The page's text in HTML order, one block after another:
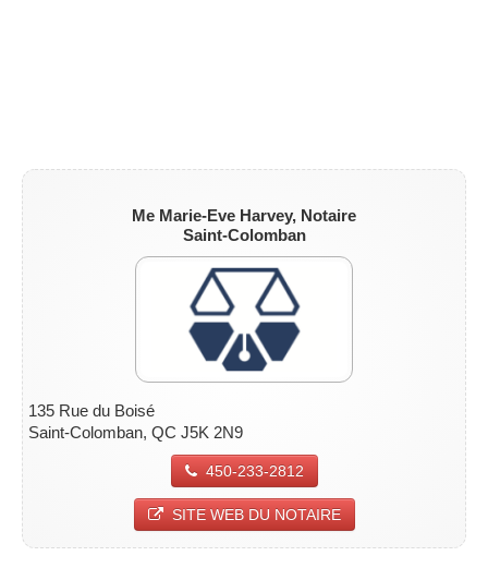
Me Marie-Eve Harvey, Notaire
Saint-Colomban
135 Rue du Boisé
Saint-Colomban, QC J5K 2N9
450-233-2812
SITE WEB DU NOTAIRE